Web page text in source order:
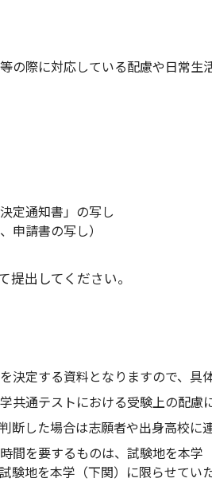
際に対応している配慮や日常生
定通知書」の写し
申請書の写し）
出してください。
決定する資料となりますので、具
通テストにおける受験上の配慮
した場合は志願者や出身高校に
を要するものは、試験地を本学
験地を本学（下関）に限らせてい